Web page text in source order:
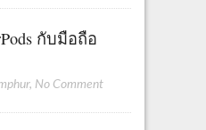
กับมือถือ
, No Comment